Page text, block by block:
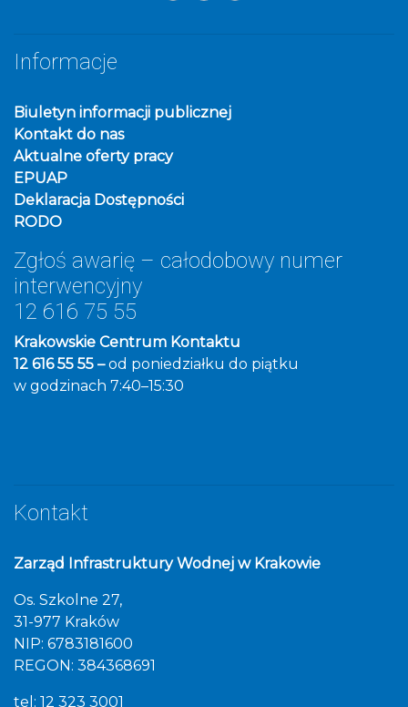
Informacje
Biuletyn informacji publicznej
Kontakt do nas
Aktualne oferty pracy
EPUAP
Deklaracja Dostępności
RODO
Zgłoś awarię – całodobowy numer
interwencyjny
12 616 75 55
Krakowskie Centrum Kontaktu
12 616 55 55 –od poniedziałku do piątku
w godzinach 7:40–15:30
Kontakt
Zarząd Infrastruktury Wodnej w Krakowie
Os. Szkolne 27,
31-977 Kraków
NIP: 6783181600
REGON: 384368691
tel: 12 323 3001